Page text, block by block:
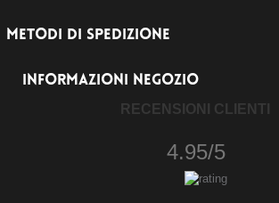
METODI DI SPEDIZIONE
INFORMAZIONI NEGOZIO
RECENSIONI CLIENTI
4.95/5